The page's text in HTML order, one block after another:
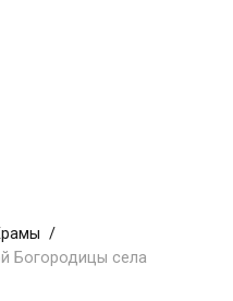
Богородицы села